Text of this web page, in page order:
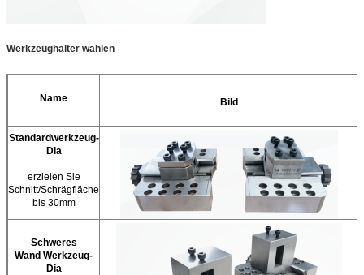
Werkzeughalter wählen
Name Bild
Standardwerkzeug-
Dia
erzielen Sie
Schnitt/Schrägfläche
bis 30mm
Schweres
Wand Werkzeug-
Dia